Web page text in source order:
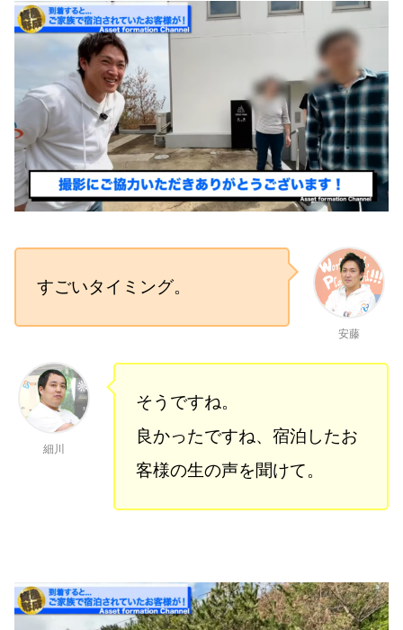
安藤
すごいタイミング。
細川
そうですね。
良かったですね、宿泊したお
客様の生の声を聞けて。